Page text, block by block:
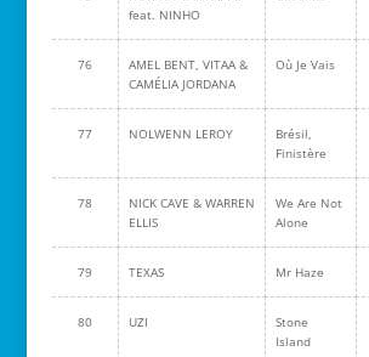
feat. NINHO
76
AMEL BENT, VITAA &
CAMÉLIA JORDANA
Où Je Vais
77 NOLWENN LEROY
Brésil,
Finistère
78
NICK CAVE & WARREN
ELLIS
We Are Not
Alone
79 TEXAS Mr Haze
80 UZI
Stone
Island